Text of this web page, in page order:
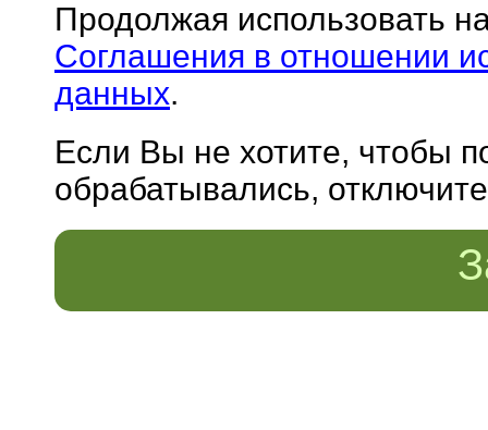
Продолжая использовать
Соглашения в отношении
данных.
Если Вы не хотите, чтобы
обрабатывались,